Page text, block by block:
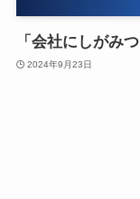
「会社にしがみ
2024年9月23日